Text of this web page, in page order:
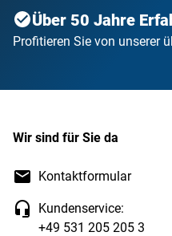
Über 50 Jahre
Profitieren Sie von unserer
Wir sind für Sie da
Kontaktformular
Kundenservice:
+49 531 205 205 3